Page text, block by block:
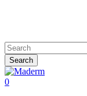
content
Search
Close
Search
search
0